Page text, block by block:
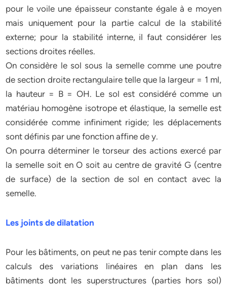
pour le voile une épaisseur constante égale à e moyen
mais uniquement pour la partie calcul de la stabilité
externe; pour la stabilité interne, il faut considérer les
sections droites réelles.
On considère le sol sous la semelle comme une poutre
de section droite rectangulaire telle que la largeur = 1 ml,
la hauteur = B = OH. Le sol est considéré comme un
matériau homogène isotrope et élastique, la semelle est
considérée comme infiniment rigide; les déplacements
sont définis par une fonction affine de y.
On pourra déterminer le torseur des actions exercé par
la semelle soit en O soit au centre de gravité G (centre
de surface) de la section de sol en contact avec la
semelle.
Les joints de dilatation
Pour les bâtiments, on peut ne pas tenir compte dans les
calculs des variations linéaires en plan dans les
bâtiments dont les superstructures (parties hors sol)